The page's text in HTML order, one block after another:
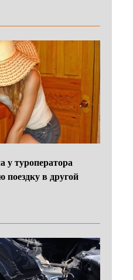
у туроператора
поездку в другой